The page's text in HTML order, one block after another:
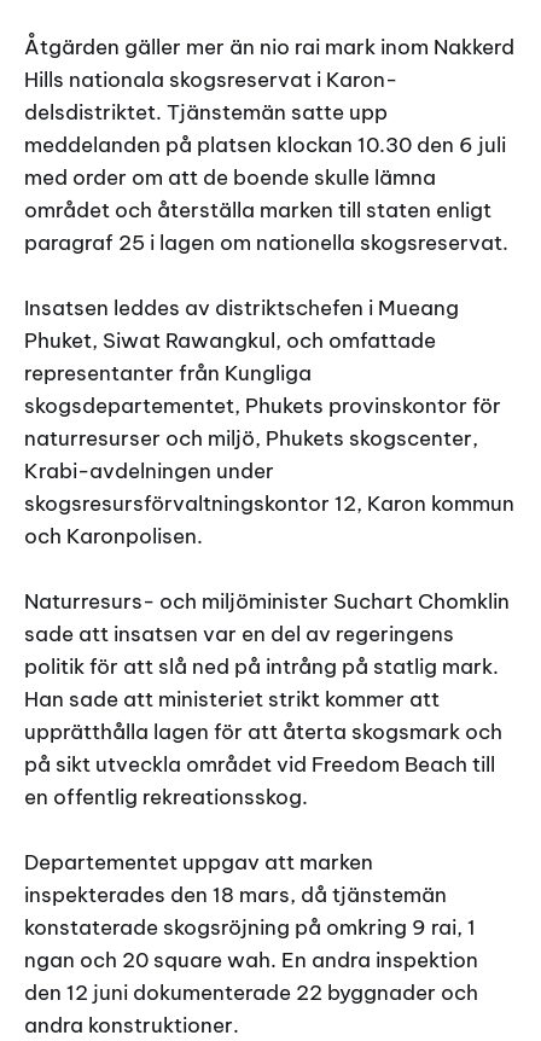
Åtgärden gäller mer än nio rai mark inom Nakkerd
Hills nationala skogsreservat i Karon-
delsdistriktet. Tjänstemän satte upp
meddelanden på platsen klockan 10.30 den 6 juli
med order om att de boende skulle lämna
området och återställa marken till staten enligt
paragraf 25 i lagen om nationella skogsreservat.
Insatsen leddes av distriktschefen i Mueang
Phuket, Siwat Rawangkul, och omfattade
representanter från Kungliga
skogsdepartementet, Phukets provinskontor för
naturresurser och miljö, Phukets skogscenter,
Krabi-avdelningen under
skogsresursförvaltningskontor 12, Karon kommun
och Karonpolisen.
Naturresurs- och miljöminister Suchart Chomklin
sade att insatsen var en del av regeringens
politik för att slå ned på intrång på statlig mark.
Han sade att ministeriet strikt kommer att
upprätthålla lagen för att återta skogsmark och
på sikt utveckla området vid Freedom Beach till
en offentlig rekreationsskog.
Departementet uppgav att marken
inspekterades den 18 mars, då tjänstemän
konstaterade skogsröjning på omkring 9 rai, 1
ngan och 20 square wah. En andra inspektion
den 12 juni dokumenterade 22 byggnader och
andra konstruktioner.